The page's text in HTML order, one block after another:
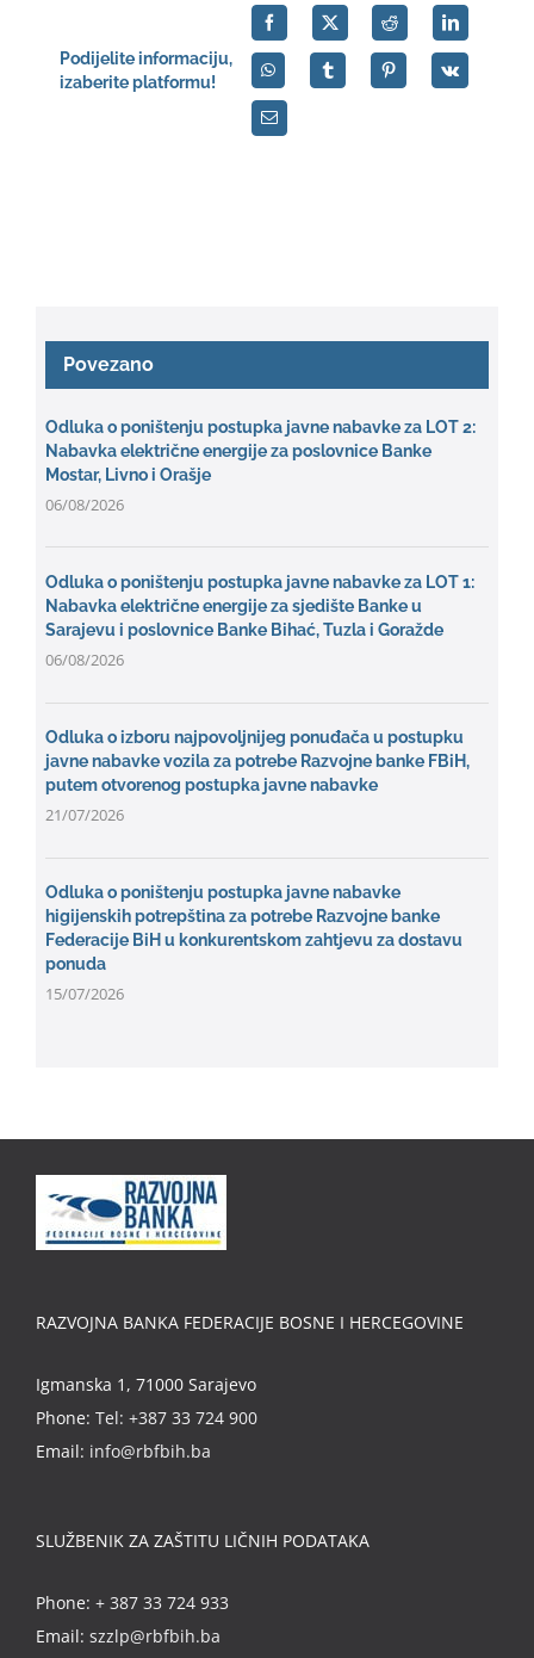
Podijelite informaciju,
izaberite platformu!
Povezano
Odluka o poništenju postupka javne nabavke za LOT 2:
Nabavka električne energije za poslovnice Banke
Mostar, Livno i Orašje
06/08/2026
Odluka o poništenju postupka javne nabavke za LOT 1:
Nabavka električne energije za sjedište Banke u
Sarajevu i poslovnice Banke Bihać, Tuzla i Goražde
06/08/2026
Odluka o izboru najpovoljnijeg ponuđača u postupku
javne nabavke vozila za potrebe Razvojne banke FBiH,
putem otvorenog postupka javne nabavke
21/07/2026
Odluka o poništenju postupka javne nabavke
higijenskih potrepština za potrebe Razvojne banke
Federacije BiH u konkurentskom zahtjevu za dostavu
ponuda
15/07/2026
RAZVOJNA BANKA FEDERACIJE BOSNE I HERCEGOVINE
Igmanska 1, 71000 Sarajevo
Phone: Tel: +387 33 724 900
Email: info@rbfbih.ba
SLUŽBENIK ZA ZAŠTITU LIČNIH PODATAKA
Phone: + 387 33 724 933
Email: szzlp@rbfbih.ba